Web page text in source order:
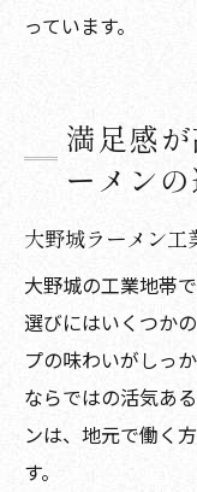
っています。
満足感
ーメン
大野城ラーメン工
大野城の工業地帯
選びにはいくつか
プの味わいがしっ
ならではの活気あ
ンは、地元で働く
す。